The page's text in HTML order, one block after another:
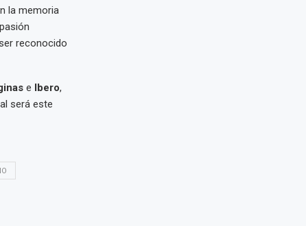
la memoria
reconocido
e Ibero,
será este